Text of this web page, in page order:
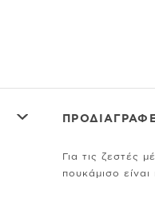
Για τις ζεστές
πουκάμισο είναι